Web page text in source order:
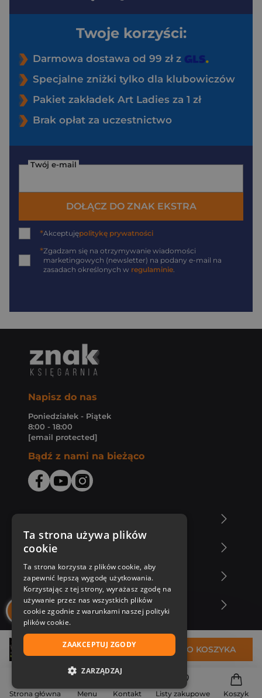
Strona główna Menu Kontakt Listy zakupowe Koszyk
31,83 zł DO KOSZYKA
Twoje korzyści:
Darmowa dostawa od 99 zł z
Specjalne zniżki tylko dla klubowiczów
Pakiet zakładek Art Ladies za 1 zł
Brak opłat za uczestnictwo
Twój e-mail
DOŁĄCZ DO ZNAK EKSTRA
*Akceptujępolitykę prywatności
*Zgadzam się na otrzymywanie wiadomości
marketingowych (newsletter) na podany e-mail na
zasadach określonych w regulaminie.
Napisz do nas
Poniedziałek - Piątek
8:00 - 18:00
[email protected]
Bądź z nami na bieżąco
Zakupy u nas
Nasza oferta
Nasi autorzy
Ta strona używa plików
cookie
Ta strona korzysta z plików cookie, aby
zapewnić lepszą wygodę użytkowania.
Korzystając z tej strony, wyrażasz zgodę na
używanie przez nas wszystkich plików
cookie zgodnie z warunkami naszej polityki
plików cookie.
ZAAKCEPTUJ ZGODY
ZARZĄDZAJ
NIEZBĘDNE